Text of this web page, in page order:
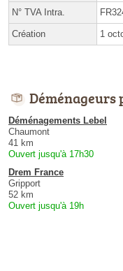
N° TVA Intra.
Création 1
Déménageurs
Déménagements Lebel
Chaumont
41 km
Ouvert jusqu'à 17h30
Drem France
Gripport
52 km
Ouvert jusqu'à 19h